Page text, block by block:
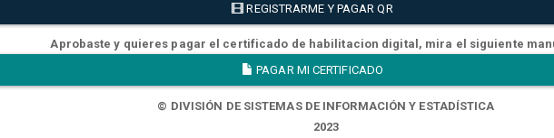
REGISTRARME Y PAGAR QR
Aprobaste y quieres pagar el certificado de habilitacion digital, mira el siguiente
PAGAR MI CERTIFICADO
© DIVISIÓN DE SISTEMAS DE INFORMACIÓN Y ESTADÍSTICA
2023